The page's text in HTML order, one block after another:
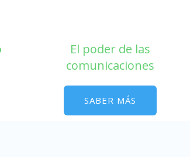
El poder de las
comunicaciones
SABER MÁS